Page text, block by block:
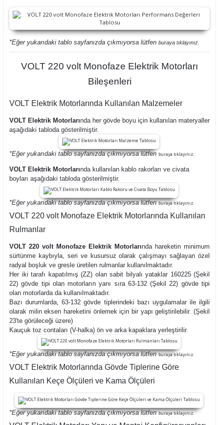
*Eğer yukarıdaki tablo sayfanızda çıkmıyorsa lütfen buraya tıklayınız.
VOLT 220 volt Monofaze Elektrik Motorları
Bileşenleri
VOLT Elektrik Motorlarında Kullanılan Malzemeler
VOLT Elektrik Motorlarında her gövde boyu için kullanılan materyaller
aşağıdaki tabloda gösterilmiştir.
*Eğer yukarıdaki tablo sayfanızda çıkmıyorsa lütfen buraya tıklayınız.
VOLT Elektrik Motorlarında kullanılan kablo rakorları ve civata
boyları aşağıdaki tabloda gösterilmiştir.
*Eğer yukarıdaki tablo sayfanızda çıkmıyorsa lütfenburaya tıklayınız.
VOLT 220 volt Monofaze Elektrik Motorlarında Kullanılan
Rulmanlar
VOLT 220 volt Monofaze Elektrik Motorlarında hareketin minimum
sürtünme kaybıyla, seri ve kusursuz olarak çalışmayı sağlayan özel
radyal boşluk ve gresle üretilen rulmanlar kullanılmaktadır.
Her iki tarafı kapatılmış (ZZ) olan sabit bilyalı yataklar 160225 (Şekil
22) gövde tipi olan motorların yanı sıra 63-132 (Şekil 22) gövde tipi
olan motorlarda da kullanılmaktadır.
Bazı durumlarda, 63-132 gövde tiplerindeki bazı uygulamalar ile ilgili
olarak milin eksen hareketini önlemek için bir yapı geliştirilebilir. (Şekil
23'te görüleceği üzere)
Kauçuk toz contaları (V-halka) ön ve arka kapaklara yerleştirilir.
*Eğer yukarıdaki tablo sayfanızda çıkmıyorsa lütfenburaya tıklayınız.
VOLT Elektrik Motorlarında Gövde Tiplerine Göre
Kullanılan Keçe Ölçüleri ve Kama Ölçüleri
*Eğer yukarıdaki tablo sayfanızda çıkmıyorsa lütfenburaya tıklayınız.